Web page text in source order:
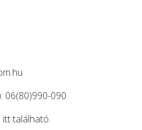
06(80)990-090
itttalálható.